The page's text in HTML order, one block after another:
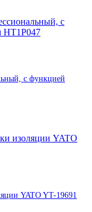
с функцией
YATO YT-19691